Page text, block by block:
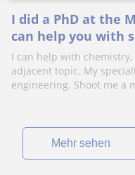
I did a PhD at the
can help you with
I can help with
adjacent topic. My
engineering. Shoot me a
Mehr sehen